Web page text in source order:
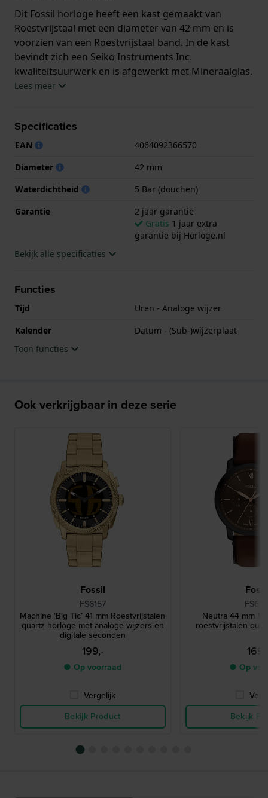
Dit Fossil horloge heeft een kast gemaakt van
Roestvrijstaal met een diameter van 42 mm en is
voorzien van een Roestvrijstaal band. In de kast
bevindt zich een Seiko Instruments Inc.
kwaliteitsuurwerk en is afgewerkt met Mineraalglas.
horloge geleverd met 2 jaar garantie.
Lees meer
Specificaties
EAN
4064092366570
Diameter
42 mm
Waterdichtheid
5 Bar (douchen)
Garantie
2 jaar garantie
Gratis 1 jaar extra
garantie bij Horloge.nl
Bekijk alle specificaties
Functies
Tijd
Uren - Analoge wijzer
Kalender
Datum - (Sub-)wijzerplaat
Toon functies
Ook verkrijgbaar in deze serie
Fossil
FS6157
Machine ‘Big Ticʼ 41 mm Roestvrijstalen
quartz horloge met analoge wijzers en
digitale seconden
199,-
● Op voorraad
Vergelijk
Bekijk Product
Neutra 44 mm
roestvrijstalen
● Op
Bekijk